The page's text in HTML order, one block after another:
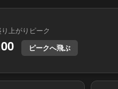
上がりピーク
ピークへ飛ぶ